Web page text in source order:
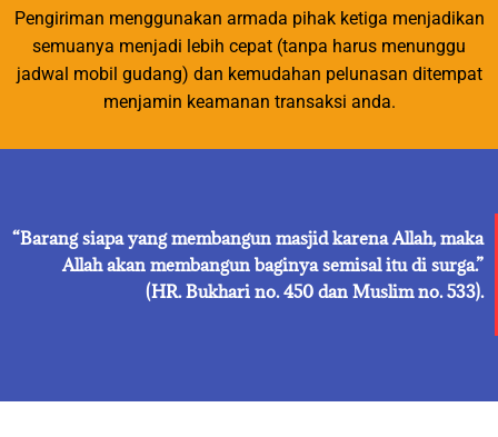
Pengiriman menggunakan armada pihak ketiga menjadikan
semuanya menjadi lebih cepat (tanpa harus menunggu
jadwal mobil gudang) dan kemudahan pelunasan ditempat
menjamin keamanan transaksi anda.
“Barang siapa yang membangun masjid karena Allah, maka
Allah akan membangun baginya semisal itu di surga.”
(HR. Bukhari no. 450 dan Muslim no. 533).